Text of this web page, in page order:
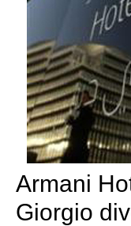
Armani
Giorgio